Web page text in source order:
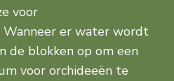
voor
er water wordt
de blokken op om een
voor orchideeën te